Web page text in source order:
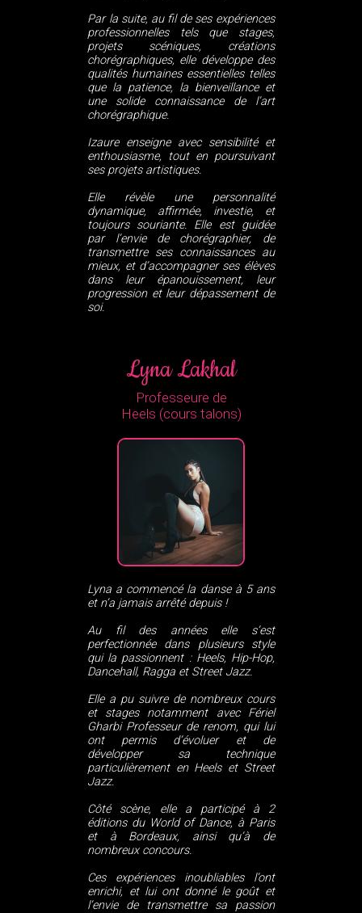
Par la suite, au fil de ses expériences
professionnelles tels que stages,
projets scéniques, créations
chorégraphiques, elle développe des
qualités humaines essentielles telles
que la patience, la bienveillance et
une solide connaissance de l’art
chorégraphique.
Izaure enseigne avec sensibilité et
enthousiasme, tout en poursuivant
ses projets artistiques.
Elle révèle une personnalité
dynamique, affirmée, investie, et
toujours souriante. Elle est guidée
par l’envie de chorégraphier, de
transmettre ses connaissances au
mieux, et d’accompagner ses élèves
dans leur épanouissement, leur
progression et leur dépassement de
soi.
Lyna Lakhal
Professeure de
Heels (cours talons)
Lyna a commencé la danse à 5 ans
et n’a jamais arrêté depuis !
Au fil des années elle s’est
perfectionnée dans plusieurs style
qui la passionnent : Heels, Hip-Hop,
Dancehall, Ragga et Street Jazz.
Elle a pu suivre de nombreux cours
et stages notamment avec Fériel
Gharbi Professeur de renom, qui lui
ont permis d’évoluer et de
développer sa technique
particulièrement en Heels et Street
Jazz.
Côté scène, elle a participé à 2
éditions du World of Dance, à Paris
et à Bordeaux, ainsi qu’à de
nombreux concours.
Ces expériences inoubliables l’ont
enrichi, et lui ont donné le goût et
l’envie de transmettre sa passion